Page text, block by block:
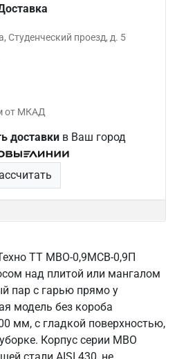
Студенческий проезд, д. 5
от МКАД
доставки в Ваш город
ТТ МВО-0,9МСВ-0,9П
над плитой или мангалом
пар с гарью прямо у
модель без короба
мм, с гладкой поверхностью,
Корпус серии МВО